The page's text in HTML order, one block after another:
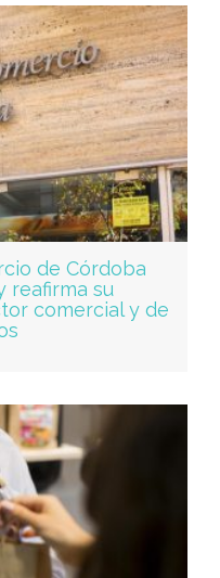
de Córdoba
reafirma su
comercial y de